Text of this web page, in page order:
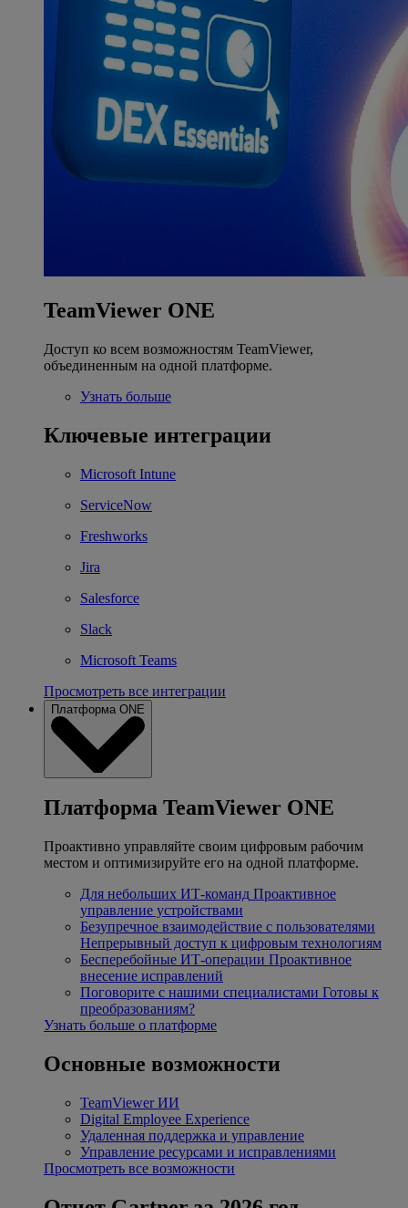
TeamViewer ONE
Доступ ко всем возможностям TeamViewer,
объединенным на одной платформе.
Узнать больше
Ключевые интеграции
Microsoft Intune
ServiceNow
Freshworks
Jira
Salesforce
Slack
Microsoft Teams
Просмотреть все интеграции
Платформа ONE
Платформа TeamViewer ONE
Проактивно управляйте своим цифровым рабочим
местом и оптимизируйте его на одной платформе.
Для небольших ИТ-команд Проактивное
управление устройствами
Безупречное взаимодействие с пользователями
Непрерывный доступ к цифровым технологиям
Бесперебойные ИТ-операции Проактивное
внесение исправлений
Поговорите с нашими специалистами Готовы к
преобразованиям?
Узнать больше о платформе
Основные возможности
TeamViewer ИИ
Digital Employee Experience
Удаленная поддержка и управление
Управление ресурсами и исправлениями
Просмотреть все возможности